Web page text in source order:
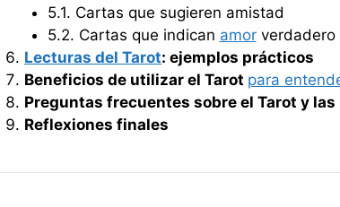
5.1. Cartas que sugieren amistad
5.2. Cartas que indican amorverdadero
Lecturas del Tarot: ejemplos prácticos
Beneficios de utilizar el Tarot para
Preguntas frecuentes sobre el Tarot y las
Reflexiones finales